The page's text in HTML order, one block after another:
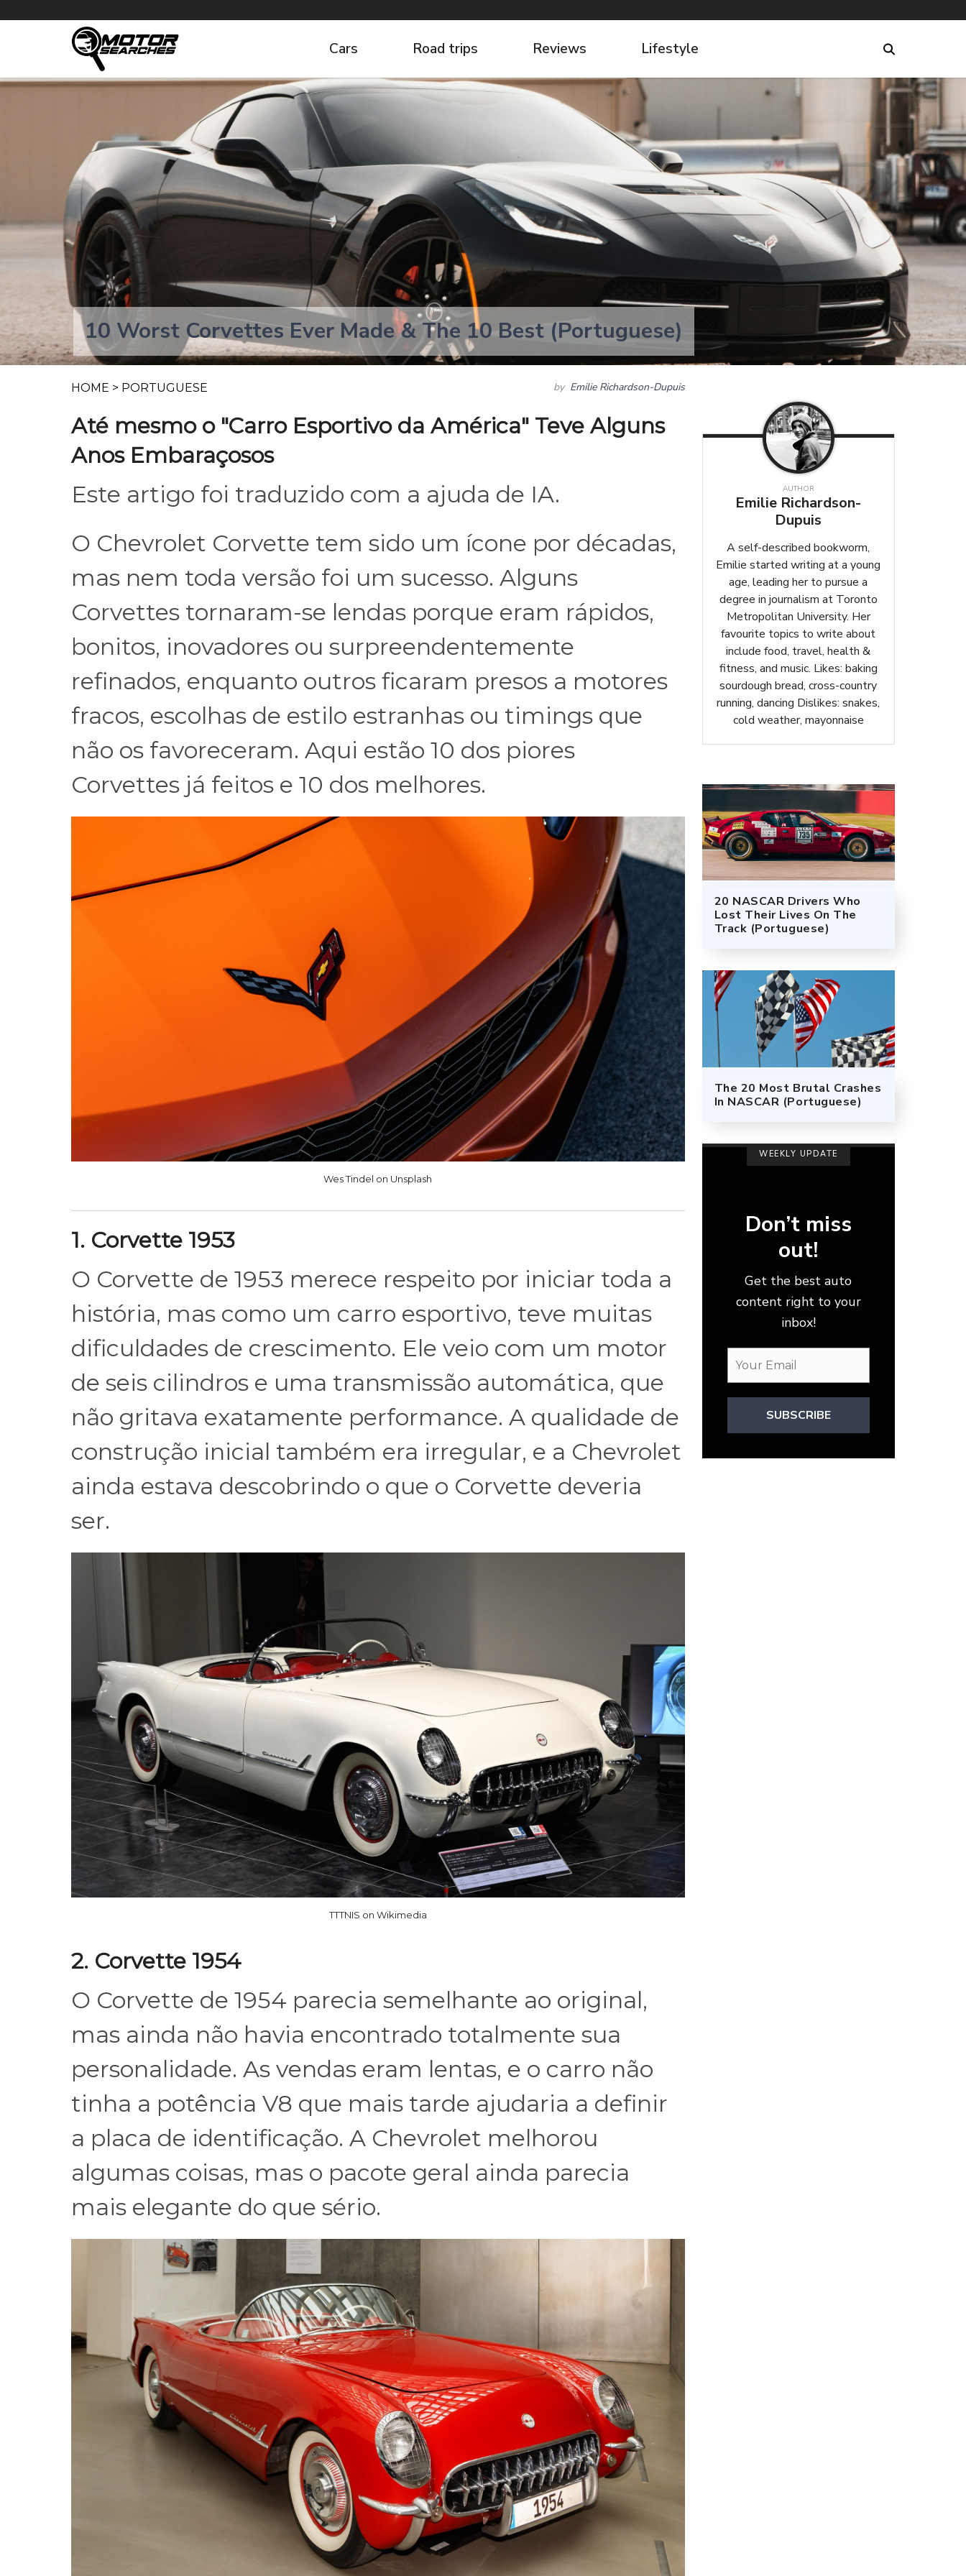
Cars Road trips Reviews Lifestyle
10 Worst Corvettes Ever Made & The 10 Best (Portuguese)
HOME > PORTUGUESE by Emilie Richardson-Dupuis
Até mesmo o "Carro Esportivo da América" Teve Alguns
Anos Embaraçosos
Este artigo foi traduzido com a ajuda de IA.
O Chevrolet Corvette tem sido um ícone por décadas,
mas nem toda versão foi um sucesso. Alguns
Corvettes tornaram-se lendas porque eram rápidos,
bonitos, inovadores ou surpreendentemente
refinados, enquanto outros ficaram presos a motores
fracos, escolhas de estilo estranhas ou timings que
não os favoreceram. Aqui estão 10 dos piores
Corvettes já feitos e 10 dos melhores.
Wes Tindel on Unsplash
1. Corvette 1953
O Corvette de 1953 merece respeito por iniciar toda a
história, mas como um carro esportivo, teve muitas
dificuldades de crescimento. Ele veio com um motor
de seis cilindros e uma transmissão automática, que
não gritava exatamente performance. A qualidade de
construção inicial também era irregular, e a Chevrolet
ainda estava descobrindo o que o Corvette deveria
ser.
TTTNIS on Wikimedia
2. Corvette 1954
O Corvette de 1954 parecia semelhante ao original,
mas ainda não havia encontrado totalmente sua
personalidade. As vendas eram lentas, e o carro não
tinha a potência V8 que mais tarde ajudaria a definir
a placa de identificação. A Chevrolet melhorou
algumas coisas, mas o pacote geral ainda parecia
mais elegante do que sério.
AUTHOR
Emilie Richardson-
Dupuis
A self-described bookworm,
Emilie started writing at a young
age, leading her to pursue a
degree in journalism at Toronto
Metropolitan University. Her
favourite topics to write about
include food, travel, health &
fitness, and music. Likes: baking
sourdough bread, cross-country
running, dancing Dislikes: snakes,
cold weather, mayonnaise
20 NASCAR Drivers Who
Lost Their Lives On The
Track (Portuguese)
The 20 Most Brutal Crashes
In NASCAR (Portuguese)
WEEKLY UPDATE
Don’t miss
out!
Get the best auto
content right to your
inbox!
SUBSCRIBE